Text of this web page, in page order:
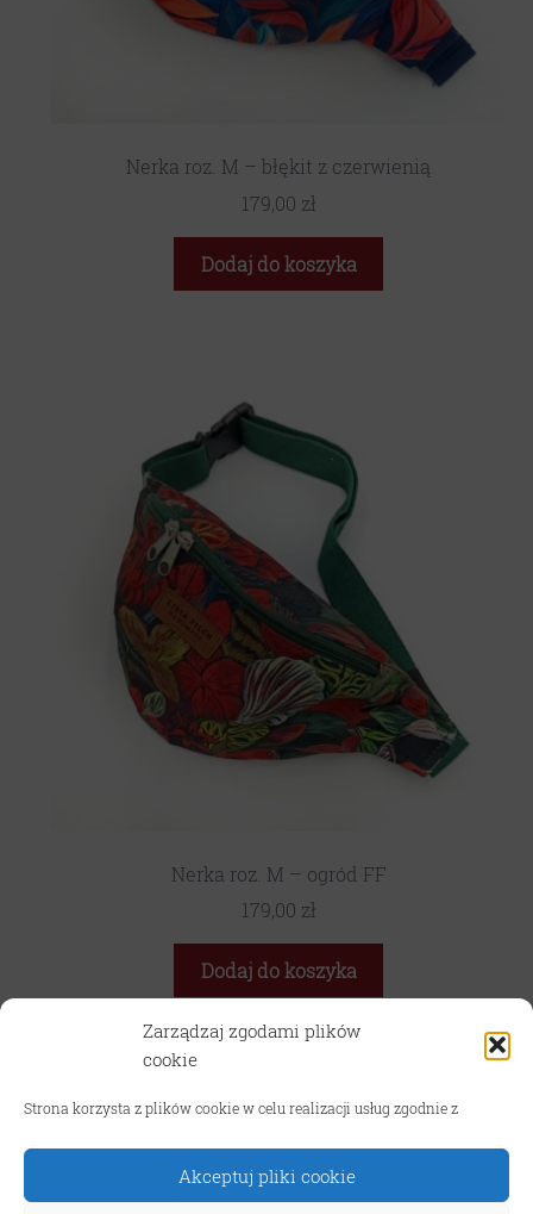
Zarządzaj zgodami plików
cookie
Strona korzysta z plików cookie w celu realizacji usług zgodnie z
Akceptuj pliki cookie
TRYB WAKACYJNY! W związku z wyjazdami oraz sezonem
urlopowym realizacja zamówień w sklepie internetowym jest
wysłużona nawet do 10 dni roboczych. Za utrudnienia
przepraszamy!
Nerka roz. M – błękit z czerwienią
179,00 zł
Dodaj do koszyka
Nerka roz. M – ogród FF
179,00 zł
Dodaj do koszyka
1 5